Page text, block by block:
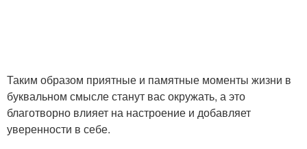
Таким образом приятные и памятные моменты жизни в
буквальном смысле станут вас окружать, а это
благотворно влияет на настроение и добавляет
уверенности в себе.